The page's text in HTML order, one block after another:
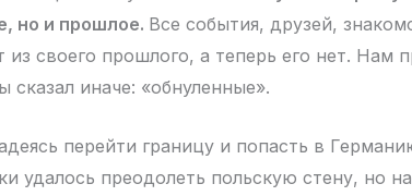
но и прошлое. Все события, друзей,
из своего прошлого, а теперь его нет. Нам
иначе: «обнуленные».
перейти границу и попасть в
удалось преодолеть польскую стену, но